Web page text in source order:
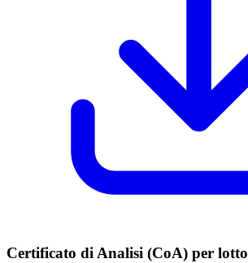
Certificato di Analisi (CoA) per lotto